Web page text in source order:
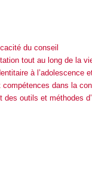
du conseil
tout au long de la
à l’adolescence
dans la
outils et méthodes